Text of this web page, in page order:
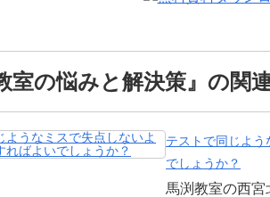
室の悩みと解決策』の関
テストで同じよ
でしょうか？
馬渕教室の西